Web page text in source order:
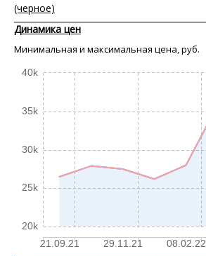
(черное)
Динамика цен
Минимальная и максимальная цена, руб.
21.09.21 29.11.21 08.02.22
25k
30k
35k
20k
40k